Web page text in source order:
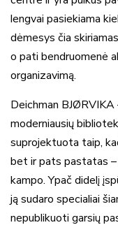
lengvai pasiekiama
dėmesys čia
o pati bendruomenė
organizavimą.
Deichman
moderniausių
suprojektuota taip,
bet ir pats pastatas –
kampo. Ypač didelį
ją sudaro specialiai
nepublikuoti garsių